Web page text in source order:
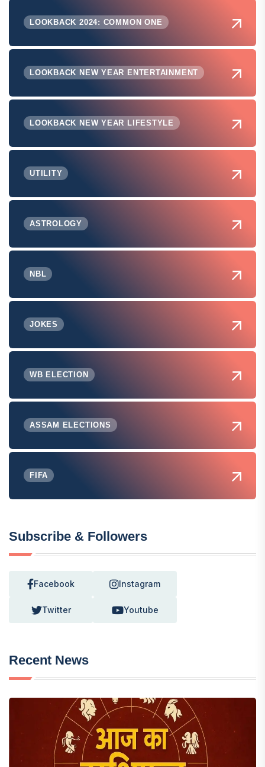
LOOKBACK 2024: COMMON ONE
LOOKBACK NEW YEAR ENTERTAINMENT
LOOKBACK NEW YEAR LIFESTYLE
UTILITY
ASTROLOGY
NBL
JOKES
WB ELECTION
ASSAM ELECTIONS
FIFA
Subscribe & Followers
Facebook Instagram
Twitter Youtube
Recent News